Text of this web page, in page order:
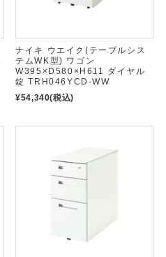
ナイキ ウエイク(テーブルシス
テムWK型) ワゴン
W395×D580×H611 ダイヤル
錠 TRH046YCD-WW
¥54,340(税込)